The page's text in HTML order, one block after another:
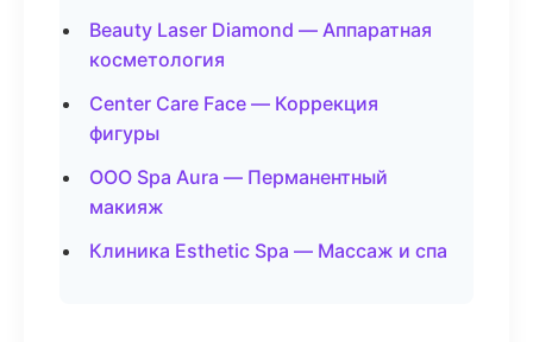
Beauty Laser Diamond — Аппаратная
косметология
Center Care Face — Коррекция
фигуры
ООО Spa Aura — Перманентный
макияж
Клиника Esthetic Spa — Массаж и спа